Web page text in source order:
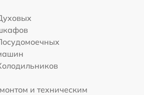
и техническим